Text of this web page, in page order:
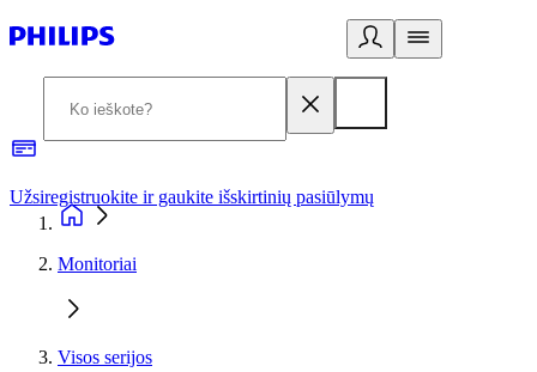
Užsiregistruokite ir gaukite išskirtinių pasiūlymų
Monitoriai
Visos serijos